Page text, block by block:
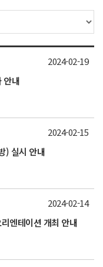
안내
2024-02-19
) 실시 안내
2024-02-15
엔테이션 개최 안내
2024-02-14